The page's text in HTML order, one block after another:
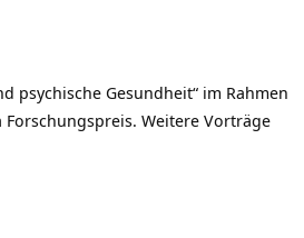
psychische Gesundheit“ im Rahmen
Forschungspreis. Weitere Vorträge